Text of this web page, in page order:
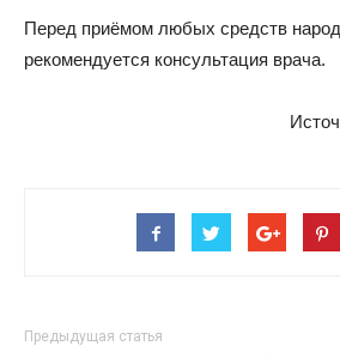
Перед приёмом любых средств
рекомендуется консультация врача.
Предыдущая статья